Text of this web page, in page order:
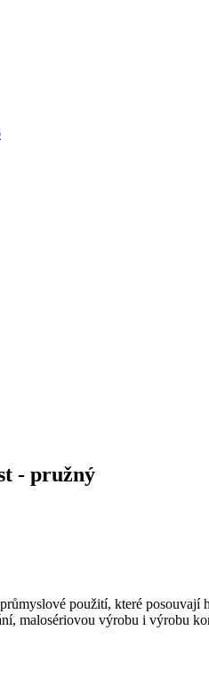
- pružný
použití, které
malosériovou výrobu i výrobu